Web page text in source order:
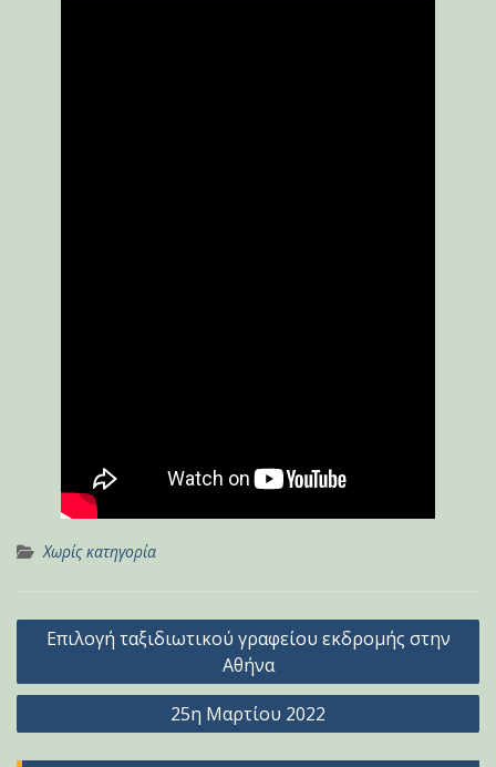
Χωρίς κατηγορία
Πλοήγηση
Επιλογή ταξιδιωτικού γραφείου εκδρομής στην
Αθήνα
25η Μαρτίου 2022